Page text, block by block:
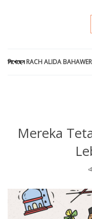
লিখেছেনRACH ALIDA
Mereka
Mereka Tetap Bekerja